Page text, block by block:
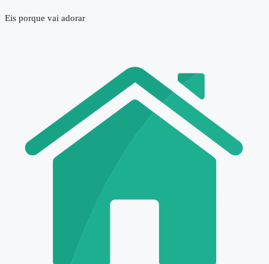
Eis porque vai adorar